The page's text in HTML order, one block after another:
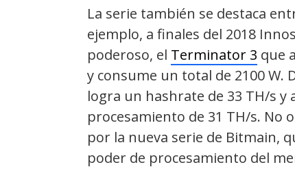
La serie también se destaca
ejemplo, a finales del 2018
poderoso, el Terminator 3 que
y consume un total de 2100 W.
logra un hashrate de 33 TH/s y
procesamiento de 31 TH/s. No
por la nueva serie de Bitmain,
poder de procesamiento del